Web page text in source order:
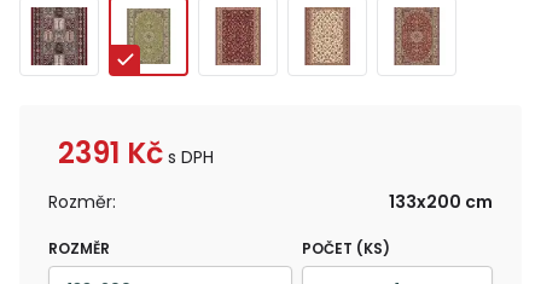
2391 Kč s DPH
Rozměr:
133x200 cm
ROZMĚR POČET (KS)